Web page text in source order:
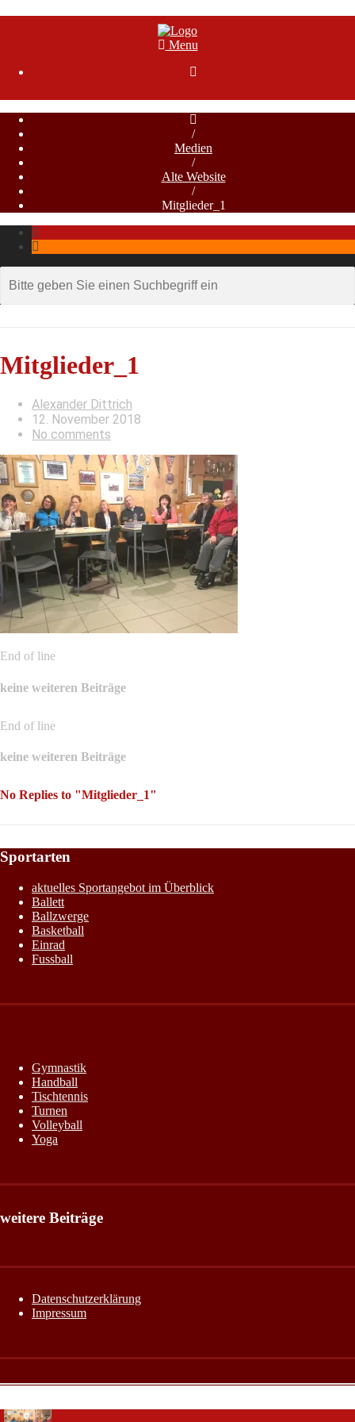
Menu

/
Medien
/
Alte Website
/
Mitglieder_1
Mitglieder_1
Alexander Dittrich
12. November 2018
No comments
End of line
keine weiteren Beiträge
End of line
keine weiteren Beiträge
No Replies to "Mitglieder_1"
Sportarten
aktuelles Sportangebot im Überblick
Ballett
Ballzwerge
Basketball
Einrad
Fussball
Gymnastik
Handball
Tischtennis
Turnen
Volleyball
Yoga
weitere Beiträge
Datenschutzerklärung
Impressum
WordPress Cookie Plugin von Real Cookie Banner